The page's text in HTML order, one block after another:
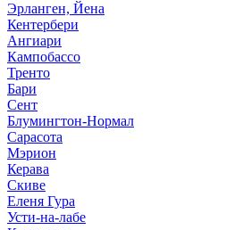
Эрланген, Йена
Кентербери
Ангиари
Кампобассо
Тренто
Бари
Сент
Блумингтон-Нормал
Сарасота
Мэрион
Керава
Скиве
Еленя Гура
Усти-на-лабе